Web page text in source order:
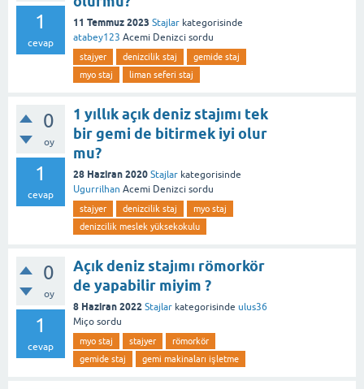
1
cevap
11 Temmuz 2023 Stajlar kategorisinde
atabey123 Acemi Denizci sordu
stajyer denizcilik staj
gemide staj
myo staj
liman seferi staj
0
oy
1
cevap
1 yıllık açık deniz stajımı tek
bir gemi de bitirmek iyi olur
mu?
28 Haziran 2020 Stajlar kategorisinde
Ugurrilhan Acemi Denizci sordu
stajyer denizcilik staj
myo staj
denizcilik meslek yüksekokulu
0
oy
1
cevap
Açık deniz stajımı römorkör
de yapabilir miyim ?
8 Haziran 2022 Stajlar kategorisinde ulus36
Miço sordu
myo staj stajyer
römorkör
gemide staj
gemi makinaları işletme